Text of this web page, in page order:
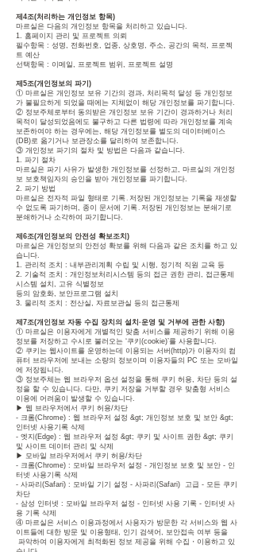
제4조(처리하는 개인정보 항목)
마르실은 다음의 개인정보 항목을 처리하고 있습니다.
1. 홈페이지 관리 및 프로젝트 의뢰
필수항목 : 성명, 전화번호, 업종, 상호명, 주소, 공간의 목적, 프로젝
트 예산
선택항목 : 이메일, 프로젝트 범위, 프로젝트 설명
제5조(개인정보의 파기)
① 마르실은 개인정보 보유 기간의 경과, 처리목적 달성 등 개인정보
가 불필요하게 되었을 때에는 지체없이 해당 개인정보를 파기합니다.
② 정보주체로부터 동의받은 개인정보 보유 기간이 경과하거나 처리
목적이 달성되었음에도 불구하고 다른 법령에 따라 개인정보를 계속
보존하여야 하는 경우에는, 해당 개인정보를 별도의 데이터베이스
(DB)로 옮기거나 보관장소를 달리하여 보존합니다.
③ 개인정보 파기의 절차 및 방법은 다음과 같습니다.
1. 파기 절차
마르실은 파기 사유가 발생한 개인정보를 선정하고, 마르실의 개인정
보 보호책임자의 승인을 받아 개인정보를 파기합니다.
2. 파기 방법
마르실은 전자적 파일 형태로 기록․저장된 개인정보는 기록을 재생할
수 없도록 파기하며, 종이 문서에 기록․저장된 개인정보는 분쇄기로
분쇄하거나 소각하여 파기합니다.
제6조(개인정보의 안전성 확보조치)
마르실은 개인정보의 안전성 확보를 위해 다음과 같은 조치를 하고 있
습니다.
1. 관리적 조치 : 내부관리계획 수립 및 시행, 정기적 직원 교육 등
2. 기술적 조치 : 개인정보처리시스템 등의 접근 권한 관리, 접근통제
시스템 설치, 고유 식별정보
등의 암호화, 보안프로그램 설치
3. 물리적 조치 : 전산실, 자료보관실 등의 접근통제
제7조(개인정보 자동 수집 장치의 설치∙운영 및 거부에 관한 사항)
① 마르실은 이용자에게 개별적인 맞춤 서비스를 제공하기 위해 이용
정보를 저장하고 수시로 불러오는 ‘쿠키(cookie)’를 사용합니다.
② 쿠키는 웹사이트를 운영하는데 이용되는 서버(http)가 이용자의 컴
퓨터 브라우저에 보내는 소량의 정보이며 이용자들의 PC 또는 모바일
에 저장됩니다.
③ 정보주체는 웹 브라우저 옵션 설정을 통해 쿠키 허용, 차단 등의 설
정을 할 수 있습니다. 다만, 쿠키 저장을 거부할 경우 맞춤형 서비스
이용에 어려움이 발생할 수 있습니다.
▶ 웹 브라우저에서 쿠키 허용/차단
- 크롬(Chrome) : 웹 브라우저 설정 &gt; 개인정보 보호 및 보안 &gt;
인터넷 사용기록 삭제
- 엣지(Edge) : 웹 브라우저 설정 &gt; 쿠키 및 사이트 권한 &gt; 쿠키
및 사이트 데이터 관리 및 삭제
▶ 모바일 브라우저에서 쿠키 허용/차단
- 크롬(Chrome) : 모바일 브라우저 설정 - 개인정보 보호 및 보안 - 인
터넷 사용기록 삭제
- 사파리(Safari) : 모바일 기기 설정 - 사파리(Safari) 고급 - 모든 쿠키
차단
- 삼성 인터넷 : 모바일 브라우저 설정 - 인터넷 사용 기록 - 인터넷 사
용 기록 삭제
④ 마르실은 서비스 이용과정에서 사용자가 방문한 각 서비스와 웹 사
이트들에 대한 방문 및 이용형태, 인기 검색어, 보안접속 여부 등을
파악하여 이용자에게 최적화된 정보 제공을 위해 수집・이용하고 있